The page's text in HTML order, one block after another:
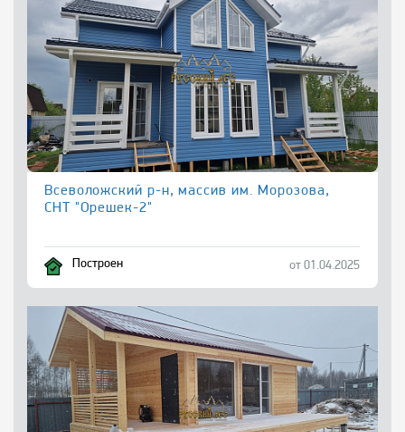
Всеволожский р-н, массив им. Морозова,
СНТ "Орешек-2"
Построен от 01.04.2025